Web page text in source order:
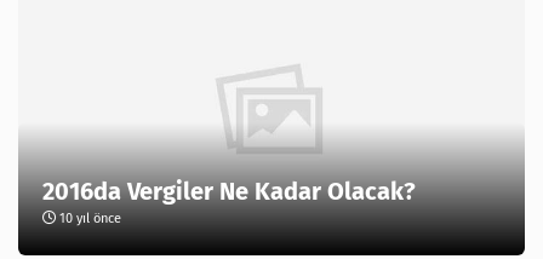
2016da Vergiler Ne Kadar Olacak?
10 yıl önce